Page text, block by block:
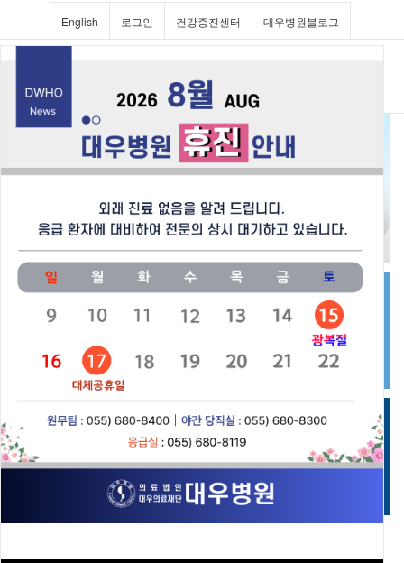
English 로그인 건강증진센터 대우병원블로그
진료과 및 의료진소개
고객의 소리